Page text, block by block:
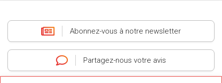
Abonnez-vous à notre newsletter
Partagez-nous votre avis